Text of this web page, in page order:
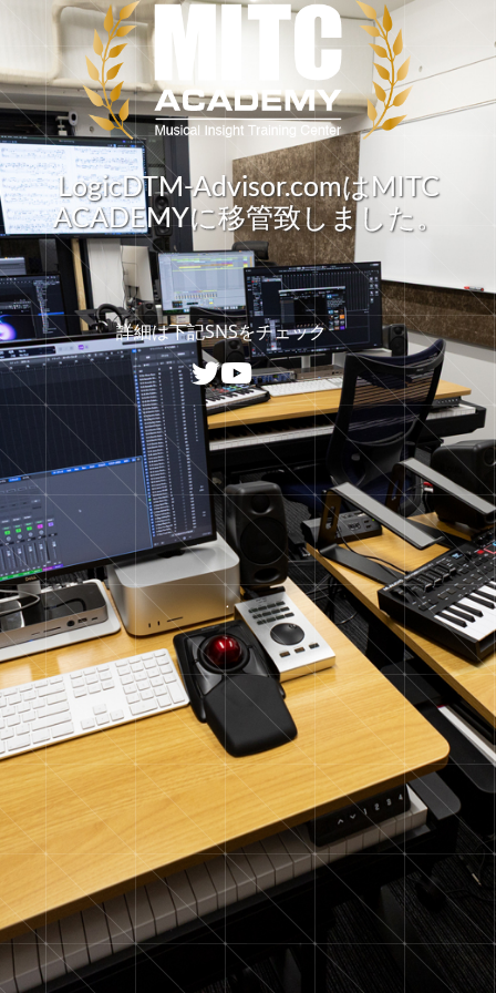
LogicDTM-Advisor.comはMITC
ACADEMYに移管致しました。
詳細は下記SNSをチェック